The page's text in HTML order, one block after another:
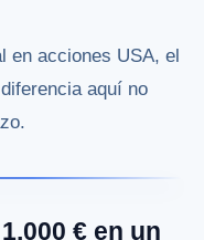
en acciones USA, el
aquí no
€ en un